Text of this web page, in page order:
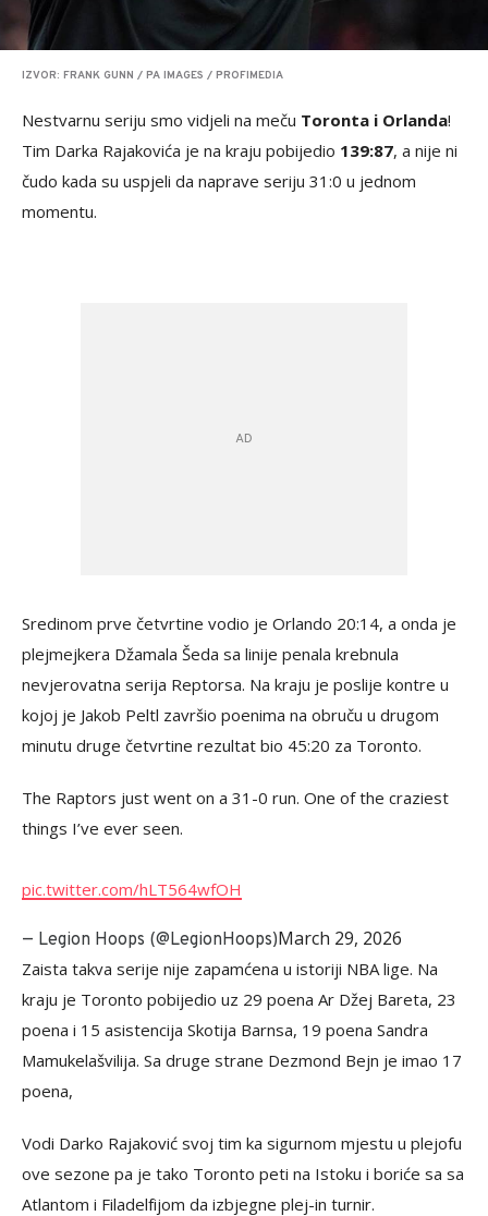
IZVOR: FRANK GUNN / PA IMAGES / PROFIMEDIA
Nestvarnu seriju smo vidjeli na meču Toronta i Orlanda!
Tim Darka Rajakovića je na kraju pobijedio 139:87, a nije ni
čudo kada su uspjeli da naprave seriju 31:0 u jednom
momentu.
Sredinom prve četvrtine vodio je Orlando 20:14, a onda je
plejmejkera Džamala Šeda sa linije penala krebnula
nevjerovatna serija Reptorsa. Na kraju je poslije kontre u
kojoj je Jakob Peltl završio poenima na obruču u drugom
minutu druge četvrtine rezultat bio 45:20 za Toronto.
The Raptors just went on a 31-0 run. One of the craziest
things I’ve ever seen.
pic.twitter.com/hLT564wfOH
— Legion Hoops (@LegionHoops)March 29, 2026
Zaista takva serije nije zapamćena u istoriji NBA lige. Na
kraju je Toronto pobijedio uz 29 poena Ar Džej Bareta, 23
poena i 15 asistencija Skotija Barnsa, 19 poena Sandra
Mamukelašvilija. Sa druge strane Dezmond Bejn je imao 17
poena,
Vodi Darko Rajaković svoj tim ka sigurnom mjestu u plejofu
ove sezone pa je tako Toronto peti na Istoku i boriće sa sa
Atlantom i Filadelfijom da izbjegne plej-in turnir.